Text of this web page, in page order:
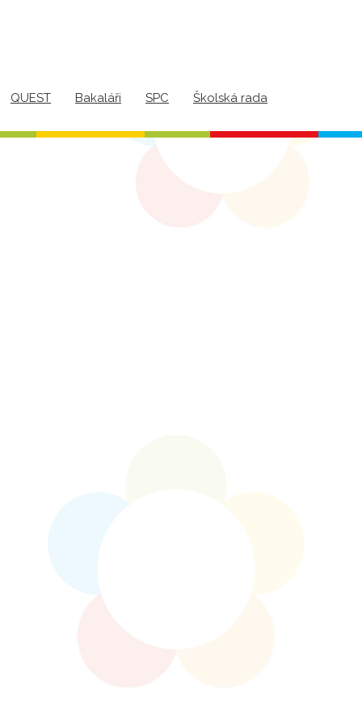
QUEST Bakaláři SPC Školská rada